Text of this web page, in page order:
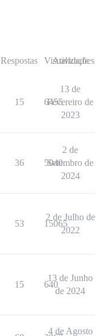
Respostas Visualizações
Atividade
15 6455
13 de
Fevereiro de
2023
36 5040
2 de
Setembro de
2024
53 15065
2 de Julho de
2022
15 640
13 de Junho
de 2024
4 de Agosto